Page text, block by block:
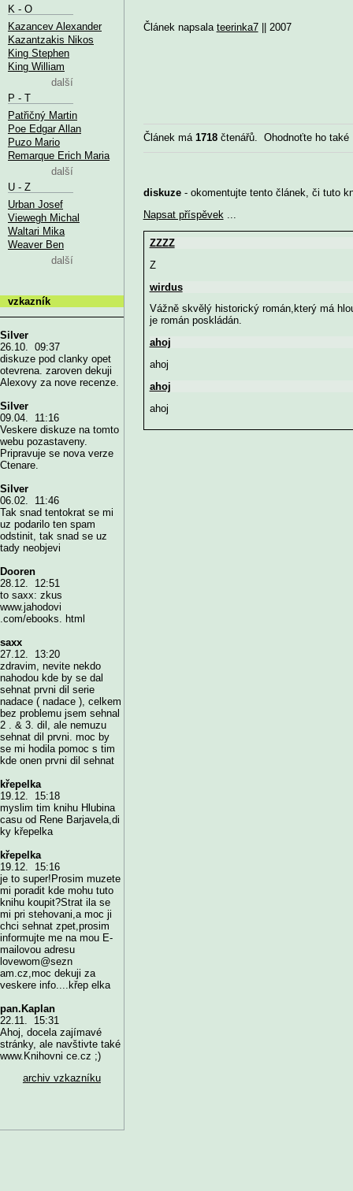
Článek napsala teerinka7|| 2007
Článek má 1718čtenářů. Ohodnoťte ho
diskuze- okomentujte tento článek, či tuto
Napsat příspěvek...
ZZZZ
Z
wirdus
Vážně skvělý historický román,který má
je román poskládán.
ahoj
ahoj
ahoj
ahoj
K - O
Kazancev Alexander
Kazantzakis Nikos
King Stephen
King William
další
P - T
Patřičný Martin
Poe Edgar Allan
Puzo Mario
Remarque Erich Maria
další
U - Z
Urban Josef
Viewegh Michal
Waltari Mika
Weaver Ben
další
vzkazník
Silver
26.10. 09:37
diskuze pod clanky opet
otevrena. zaroven dekuji
Alexovy za nove recenze.
Silver
09.04. 11:16
Veskere diskuze na tomto
webu pozastaveny.
Pripravuje se nova verze
Ctenare.
Silver
06.02. 11:46
Tak snad tentokrat se mi
uz podarilo ten spam
odstinit, tak snad se uz
tady neobjevi
Dooren
28.12. 12:51
to saxx: zkus
www.jahodovi
.com/ebooks. html
saxx
27.12. 13:20
zdravim, nevite nekdo
nahodou kde by se dal
sehnat prvni dil serie
nadace ( nadace ), celkem
bez problemu jsem sehnal
2 . & 3. dil, ale nemuzu
sehnat dil prvni. moc by
se mi hodila pomoc s tim
kde onen prvni dil sehnat
křepelka
19.12. 15:18
myslim tim knihu Hlubina
casu od Rene Barjavela,di
ky křepelka
křepelka
19.12. 15:16
je to super!Prosim muzete
mi poradit kde mohu tuto
knihu koupit?Strat ila se
mi pri stehovani,a moc ji
chci sehnat zpet,prosim
informujte me na mou E-
mailovou adresu
lovewom@sezn
am.cz,moc dekuji za
veskere info....křep elka
pan.Kaplan
22.11. 15:31
Ahoj, docela zajímavé
stránky, ale navštivte také
www.Knihovni ce.cz ;)
archiv vzkazníku